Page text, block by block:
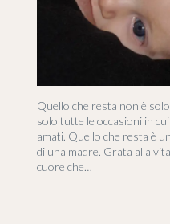
Quello che resta non è
solo tutte le occasioni in
amati. Quello che resta è
di una madre. Grata alla
cuore che…